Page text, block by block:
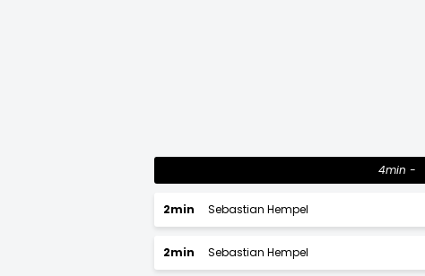
4min
2min Sebastian Hempel
2min Sebastian Hempel